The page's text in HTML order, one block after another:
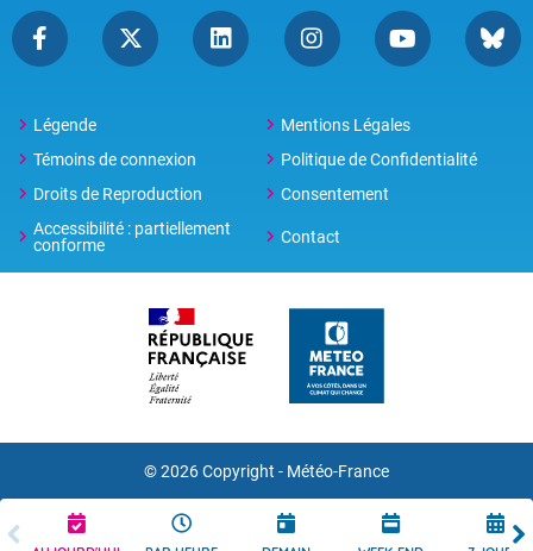
Légende
Mentions Légales
Témoins de connexion
Politique de Confidentialité
Droits de Reproduction
Consentement
Accessibilité : partiellement
conforme
Contact
© 2026 Copyright - Météo-France